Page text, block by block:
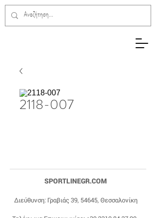
2118-007
SPORTLINEGR.COM
Διεύθυνση: Γραβιάς 39, 54645, Θεσσαλονίκη